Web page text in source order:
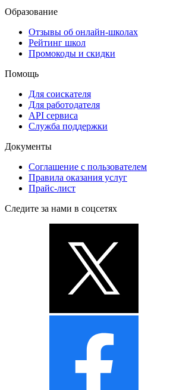
Образование
Отзывы об онлайн-школах
Рейтинг школ
Промокоды и скидки
Помощь
Для соискателя
Для работодателя
API сервиса
Служба поддержки
Документы
Соглашение с пользователем
Правила оказания услуг
Прайс-лист
Следите за нами в соцсетях